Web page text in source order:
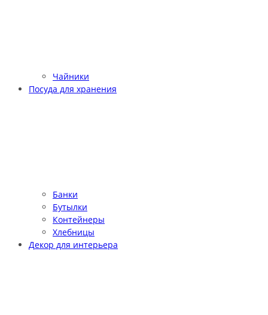
Чайники
Посуда для хранения
Банки
Бутылки
Контейнеры
Хлебницы
Декор для интерьера